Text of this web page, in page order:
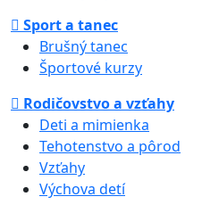
Sport a tanec
Brušný tanec
Športové kurzy
Rodičovstvo a vzťahy
Deti a mimienka
Tehotenstvo a pôrod
Vzťahy
Výchova detí